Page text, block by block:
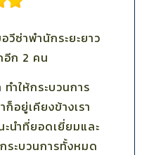
วีซ่าพำนักระยะยาว
อีก 2 คน
ำให้กระบวนการ
ยู่เคียงข้างเรา
นำที่ยอดเยี่ยมและ
ระบวนการทั้งหมด